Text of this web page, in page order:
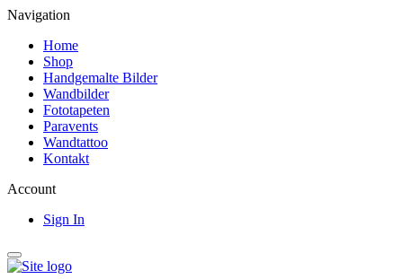
Navigation
Home
Shop
Handgemalte Bilder
Wandbilder
Fototapeten
Paravents
Wandtattoo
Kontakt
Account
Sign In